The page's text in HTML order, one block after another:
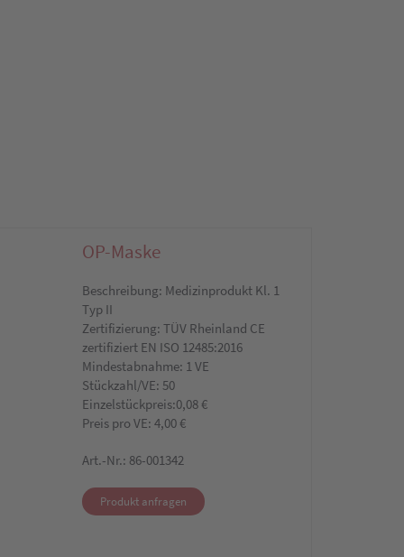
OP-Maske
Beschreibung: Medizinprodukt Kl. 1
Typ II
Zertifizierung: TÜV Rheinland CE
zertifiziert EN ISO 12485:2016
Mindestabnahme: 1 VE
Stückzahl/VE: 50
Einzelstückpreis:0,08 €
Preis pro VE: 4,00 €
Art.-Nr.: 86-001342
Produkt anfragen